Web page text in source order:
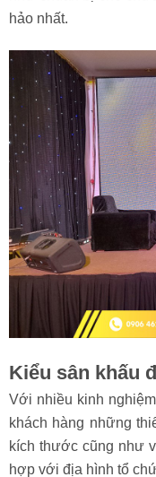
khấu. Dù là thiết kế
tôi đều đảm bảo
thuê sân khấu còn
ý tưởng, thiết kế, lắp
dễ dàng tận dụng
như chuẩn bị cho
hảo nhất.